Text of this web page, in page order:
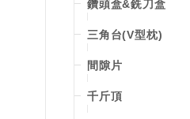
鑽頭盒&銑刀盒
三角台(V型枕)
間隙片
千斤頂